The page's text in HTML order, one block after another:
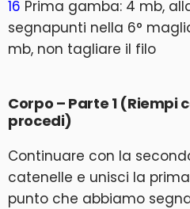
16 Prima gamba: 4 mb,
segnapunti nella 6°
mb, non tagliare il filo
Corpo – Parte 1 (Riempi
procedi)
Continuare con la
catenelle e unisci la
punto che abbiamo